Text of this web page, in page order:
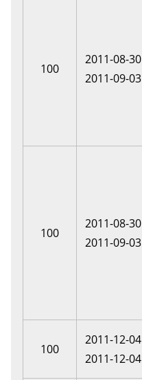
100
2011-08-30
2011-09-03
100
2011-08-30
2011-09-03
100
2011-12-04
2011-12-04